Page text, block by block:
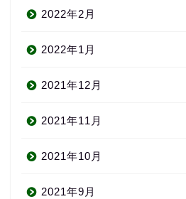
2022年2月
2022年1月
2021年12月
2021年11月
2021年10月
2021年9月